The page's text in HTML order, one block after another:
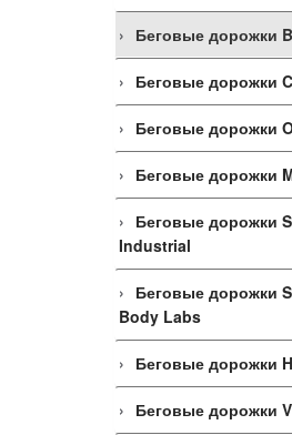
Беговые дорожки
Беговые дорожки
Беговые дорожки
Беговые дорожки
Беговые дорожки
Industrial
Беговые дорожки
Body Labs
Беговые дорожки
Беговые дорожки